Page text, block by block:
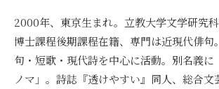
2000年、東京生まれ。立教大学文学研究
博士課程後期課程在籍、専門は近現代俳句
句・短歌・現代詩を中心に活動。別名義
ノマ」。詩誌『透けやすい』同人、総合文